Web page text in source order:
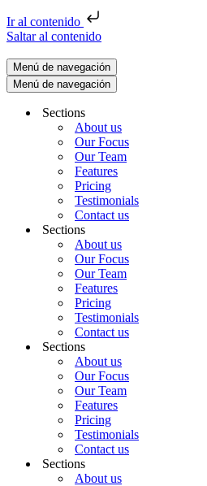
Ir al contenido
Saltar al contenido
Menú de navegación
Menú de navegación
Sections
About us
Our Focus
Our Team
Features
Pricing
Testimonials
Contact us
Sections
About us
Our Focus
Our Team
Features
Pricing
Testimonials
Contact us
Sections
About us
Our Focus
Our Team
Features
Pricing
Testimonials
Contact us
Sections
About us